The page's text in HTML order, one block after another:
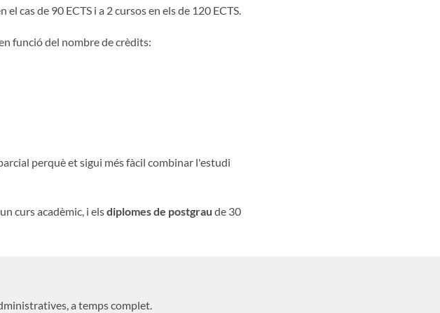
cas de 90 ECTS i a 2 cursos en els de 120 ECTS.
funció del nombre de crèdits:
perquè et sigui més fàcil combinar l'estudi
curs acadèmic, i elsdiplomes de postgrau de 30
a temps complet.